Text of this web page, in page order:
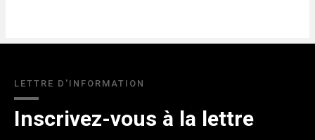
LETTRE D'INFORMATION
Inscrivez-vous à la lettre